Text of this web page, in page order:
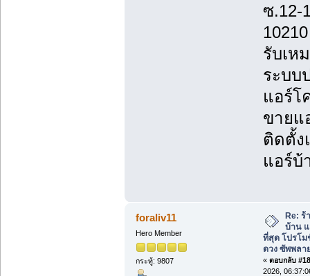
ซ.12-
10210
รับเห
ระบบ
แอร์โ
ขายแ
ติดตั้ง
แอร์บ้
foraliv11
Hero Member
กระทู้: 9807
Re: ร้
บ้าน
ที่สุด โปรโ
ดวง ซัพพลา
« ตอบกลับ
2026,